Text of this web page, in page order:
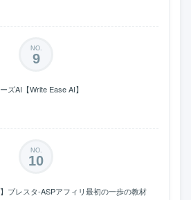
NO.
9
ズAI【Write Ease AI】
NO.
10
】ブレスタ-ASPアフィリ最初の一歩の教材